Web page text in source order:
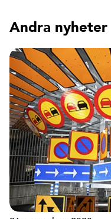
Andra nyheter